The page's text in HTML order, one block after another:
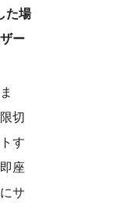
た場
ー
切
す
座
サ